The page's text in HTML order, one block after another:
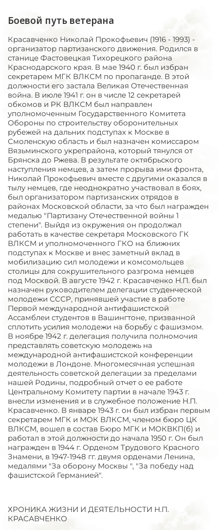
Боевой путь ветерана
Красавченко Николай Прокофьевич (1916 - 1993) -
организатор партизанского движения. Родился в
станице Фастовецкая Тихорецкого района
Краснодарского края. В мае 1940 г. был избран
секретарем МГК ВЛКСМ по пропаганде. В этой
должности его застала Великая Отечественная
война. В июле 1941 г. он в числе 12 секретарей
обкомов и РК ВЛКСМ был направлен
уполномоченным Государственного Комитета
Обороны по строительству оборонительных
рубежей на дальних подступах к Москве в
Смоленскую область и был назначен комиссаром
Вязьминского укрепрайона, который тянулся от
Брянска до Ржева. В результате октябрьского
наступления немцев, а затем прорыва ими фронта,
Николай Прокофьевич вместе с другими оказался в
тылу немцев, где неоднократно участвовал в боях,
был организатором партизанских отрядов в
районах Московской области, за что был награжден
медалью "Партизану Отечественной войны 1
степени". Выйдя из окружения он продолжал
работать в качестве секретаря Московского ГК
ВЛКСМ и уполномоченного ГКО на ближних
подступах к Москве и внес заметный вклад в
мобилизацию сил молодежи и комсомольцев
столицы для сокрушительного разгрома немцев
под Москвой. В августе 1942 г. Красавченко Н.П. был
назначен руководителем делегации студенческой
молодежи СССР, принявшей участие в работе
Первой международной антифашистской
Ассамблеи студентов в Вашингтоне, призванной
сплотить усилия молодежи на борьбу с фашизмом.
В ноябре 1942 г. делегация получила полномочия
представлять советскую молодежь на
международной антифашистской конференции
молодежи в Лондоне. Многомесячная успешная
деятельность советской делегации за пределами
нашей Родины, подробный отчет о ее работе
Центральному Комитету партии в начале 1943 г.
внесли изменения и в служебное положение Н.П.
Красавченко. В январе 1943 г. он был избран первым
секретарем МГК и МОК ВЛКСМ, членом бюро ЦК
ВЛКСМ, вошел в состав Бюро МГК и МОКВКП(б) и
работал в этой должности до начала 1950 г. Он был
награжден в 1944 г. Орденом Трудового Красного
Знамени, в 1947-1948 гг. двумя орденами Ленина,
медалями "За оборону Москвы ", "За победу над
фашистской Германией".
ХРОНИКА ЖИЗНИ И ДЕЯТЕЛЬНОСТИ Н.П.
КРАСАВЧЕНКО